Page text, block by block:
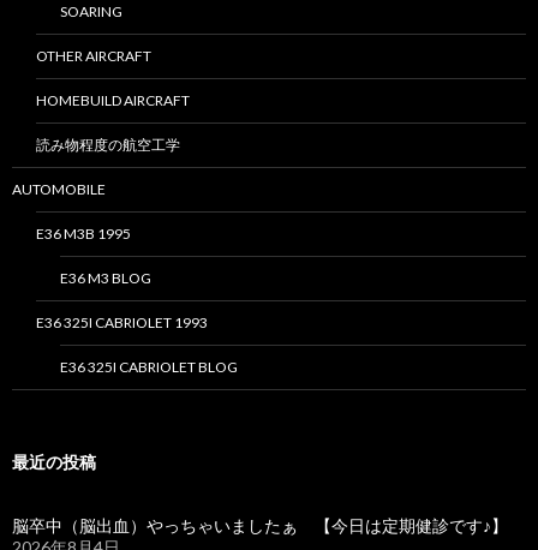
SOARING
OTHER AIRCRAFT
HOMEBUILD AIRCRAFT
読み物程度の航空工学
AUTOMOBILE
E36 M3B 1995
E36 M3 BLOG
E36 325I CABRIOLET 1993
E36 325I CABRIOLET BLOG
最近の投稿
脳卒中（脳出血）やっちゃいましたぁ 【今日は定期健診です♪】